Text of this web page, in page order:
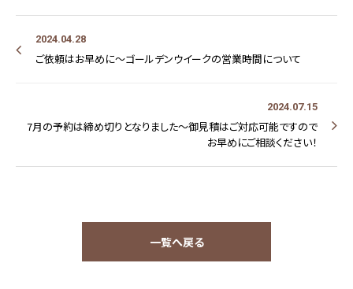
2024.04.28
ご依頼はお早めに～ゴールデンウイークの営業時間について
2024.07.15
7月の予約は締め切りとなりました～御見積はご対応可能ですので
お早めにご相談ください！
一覧へ戻る